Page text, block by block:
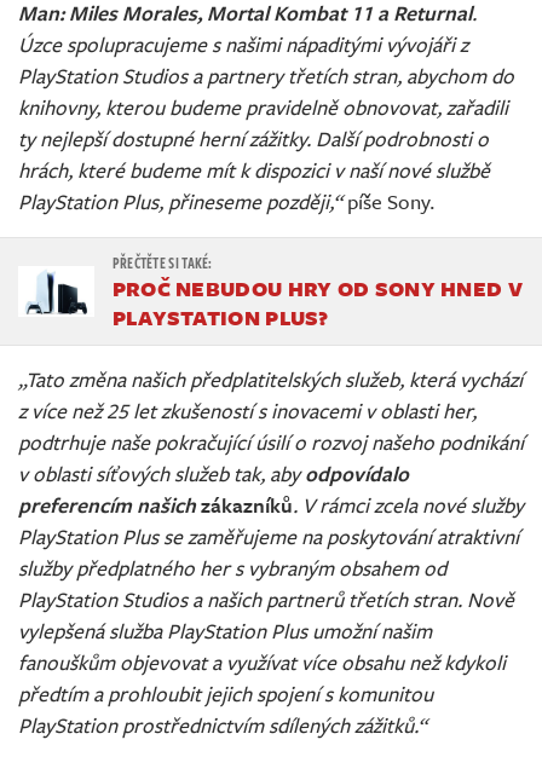
Man: Miles Morales, Mortal Kombat 11 a Returnal.
Úzce spolupracujeme s našimi nápaditými vývojáři z
PlayStation Studios a partnery třetích stran, abychom do
knihovny, kterou budeme pravidelně obnovovat, zařadili
ty nejlepší dostupné herní zážitky. Další podrobnosti o
hrách, které budeme mít k dispozici v naší nové službě
PlayStation Plus, přineseme později,“píše Sony.
PROČ NEBUDOU HRY OD SONY HNED V
PLAYSTATION PLUS?
„Tato změna našich předplatitelských služeb, která vychází
z více než 25 let zkušeností s inovacemi v oblasti her,
podtrhuje naše pokračující úsilí o rozvoj našeho podnikání
v oblasti síťových služeb tak, abyodpovídalo
preferencím našichzákazníků. V rámci zcela nové služby
PlayStation Plus se zaměřujeme na poskytování atraktivní
služby předplatného her s vybraným obsahem od
PlayStation Studios a našich partnerů třetích stran. Nově
vylepšená služba PlayStation Plus umožní našim
fanouškům objevovat a využívat více obsahu než kdykoli
předtím a prohloubit jejich spojení s komunitou
PlayStation prostřednictvím sdílených zážitků.“